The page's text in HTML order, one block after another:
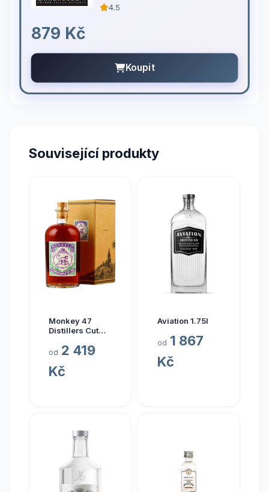
4.5
879 Kč
Koupit
Související produkty
Monkey 47
Distillers Cut
od 2 419
Kč
Aviation 1.75l
od 1 867
Kč